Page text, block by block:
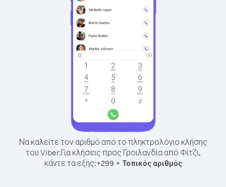
Να καλείτε τον αριθμό από το πληκτρολόγιο κλήσης
του Viber.Για κλήσεις προς Γροιλανδία από Φίτζι,
κάντε τα εξής:+299 + Τοπικός αριθμός